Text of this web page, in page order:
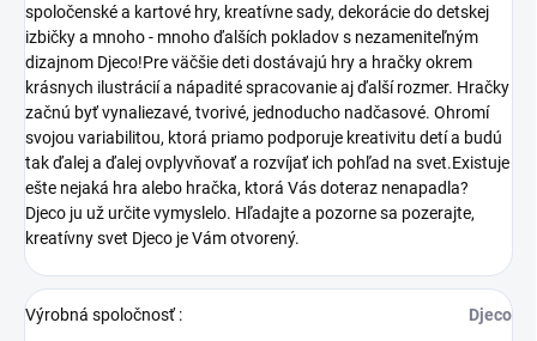
spoločenské a kartové hry, kreatívne sady, dekorácie do detskej
izbičky a mnoho - mnoho ďalších pokladov s nezameniteľným
dizajnom Djeco!Pre väčšie deti dostávajú hry a hračky okrem
krásnych ilustrácií a nápadité spracovanie aj ďalší rozmer. Hračky
začnú byť vynaliezavé, tvorivé, jednoducho nadčasové. Ohromí
svojou variabilitou, ktorá priamo podporuje kreativitu detí a budú
tak ďalej a ďalej ovplyvňovať a rozvíjať ich pohľad na svet.Existuje
ešte nejaká hra alebo hračka, ktorá Vás doteraz nenapadla?
Djeco ju už určite vymyslelo. Hľadajte a pozorne sa pozerajte,
kreatívny svet Djeco je Vám otvorený.
Výrobná spoločnosť: Djeco